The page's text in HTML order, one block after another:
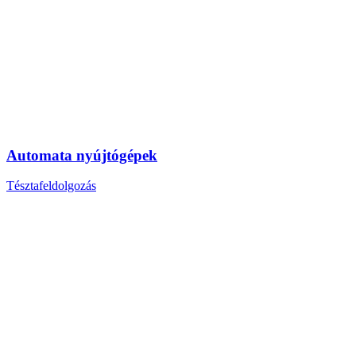
Automata nyújtógépek
Tésztafeldolgozás